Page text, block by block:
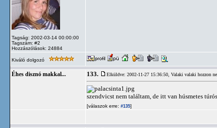
Tagság: 2002-03-14 00:00:00
Tagszám: #2
Hozzászólások: 24884
Kiváló dolgozó
Éhes disznó makkal... 133. Elküldve: 2002-11-27 15:36:50, Valaki valaki hozzon
szendvicst nem találtam, de itt van húsmetes
[válaszok erre: #135]